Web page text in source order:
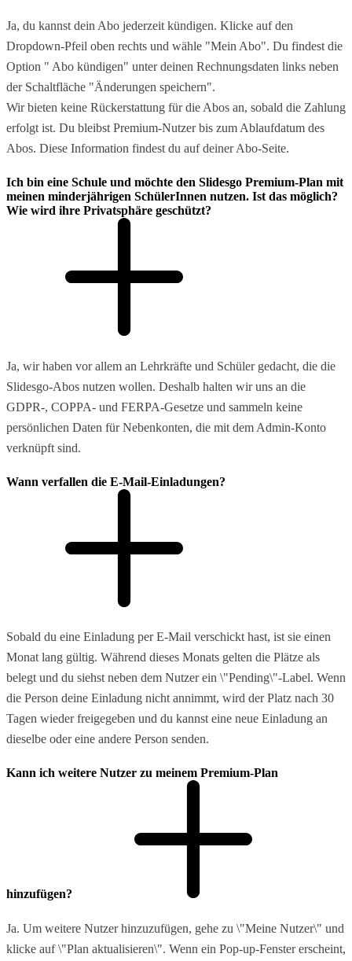
Ja, du kannst dein Abo jederzeit kündigen. Klicke auf den
Dropdown-Pfeil oben rechts und wähle "Mein Abo". Du findest die
Option " Abo kündigen" unter deinen Rechnungsdaten links neben
der Schaltfläche "Änderungen speichern".
Wir bieten keine Rückerstattung für die Abos an, sobald die Zahlung
erfolgt ist. Du bleibst Premium-Nutzer bis zum Ablaufdatum des
Abos. Diese Information findest du auf deiner Abo-Seite.
Ich bin eine Schule und möchte den Slidesgo Premium-Plan mit
meinen minderjährigen SchülerInnen nutzen. Ist das möglich?
Wie wird ihre Privatsphäre geschützt?
Ja, wir haben vor allem an Lehrkräfte und Schüler gedacht, die die
Slidesgo-Abos nutzen wollen. Deshalb halten wir uns an die
GDPR-, COPPA- und FERPA-Gesetze und sammeln keine
persönlichen Daten für Nebenkonten, die mit dem Admin-Konto
verknüpft sind.
Wann verfallen die E-Mail-Einladungen?
Sobald du eine Einladung per E-Mail verschickt hast, ist sie einen
Monat lang gültig. Während dieses Monats gelten die Plätze als
belegt und du siehst neben dem Nutzer ein \"Pending\"-Label. Wenn
die Person deine Einladung nicht annimmt, wird der Platz nach 30
Tagen wieder freigegeben und du kannst eine neue Einladung an
dieselbe oder eine andere Person senden.
Kann ich weitere Nutzer zu meinem Premium-Plan
hinzufügen?
Ja. Um weitere Nutzer hinzuzufügen, gehe zu \"Meine Nutzer\" und
klicke auf \"Plan aktualisieren\". Wenn ein Pop-up-Fenster erscheint,